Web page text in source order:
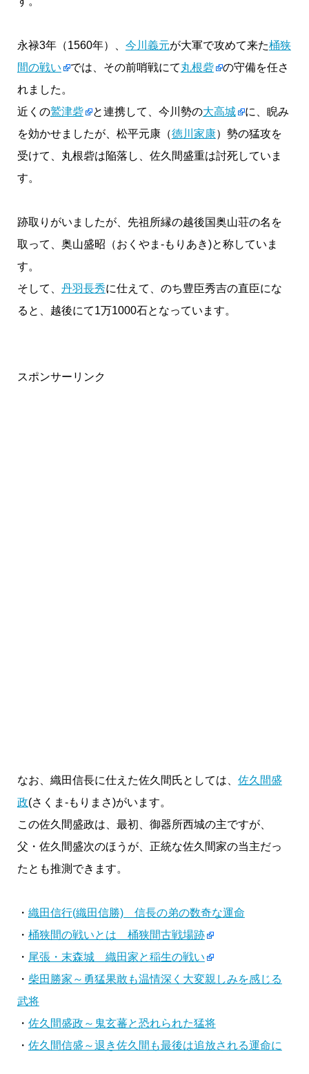
永禄3年（1560年）、 今川義元が大軍で攻めて来た桶狭
間の戦い
では、その前哨戦にて丸根砦
の守備を任さ
れました。
近くの鷲津砦 と連携して、今川勢の大高城
に、睨み
を効かせましたが、松平元康（徳川家康）勢の猛攻を
受けて、丸根砦は陥落し、佐久間盛重は討死していま
す。
跡取りがいましたが、先祖所縁の越後国奥山荘の名を
取って、奥山盛昭（おくやま-もりあき)と称していま
す。
そして、 丹羽長秀に仕えて、のち豊臣秀吉の直臣にな
ると、越後にて1万1000石となっています。
スポンサーリンク
なお、織田信長に仕えた佐久間氏としては、 佐久間盛
政(さくま-もりまさ)がいます。
この佐久間盛政は、最初、御器所西城の主ですが、
父・佐久間盛次のほうが、正統な佐久間家の当主だっ
たとも推測できます。
・ 織田信行(織田信勝) 信長の弟の数奇な運命
・ 桶狭間の戦いとは 桶狭間古戦場跡
・ 尾張・末森城 織田家と稲生の戦い
・ 柴田勝家～勇猛果敢も温情深く大変親しみを感じる
武将
・ 佐久間盛政～鬼玄蕃と恐れられた猛将
・ 佐久間信盛～退き佐久間も最後は追放される運命に